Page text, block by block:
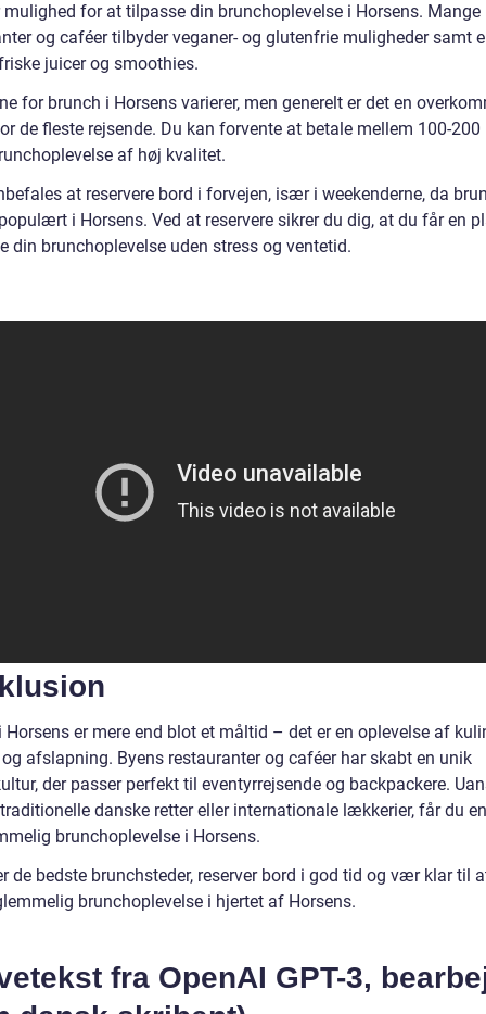
mulighed for at tilpasse din brunchoplevelse i Horsens. Mange
og caféer tilbyder veganer- og glutenfrie muligheder samt
juicer og smoothies.
for brunch i Horsens varierer, men generelt er det en
de fleste rejsende. Du kan forvente at betale mellem 100-200
af høj kvalitet.
at reservere bord i forvejen, især i weekenderne, da
i Horsens. Ved at reservere sikrer du dig, at du får en
din brunchoplevelse uden stress og ventetid.
Horsens er mere end blot et måltid – det er en oplevelse af
afslapning. Byens restauranter og caféer har skabt en unik
der passer perfekt til eventyrrejsende og backpackere.
danske retter eller internationale lækkerier, får du en
brunchoplevelse i Horsens.
de bedste brunchsteder, reserver bord i god tid og vær klar til
brunchoplevelse i hjertet af Horsens.
fra OpenAI GPT-3,